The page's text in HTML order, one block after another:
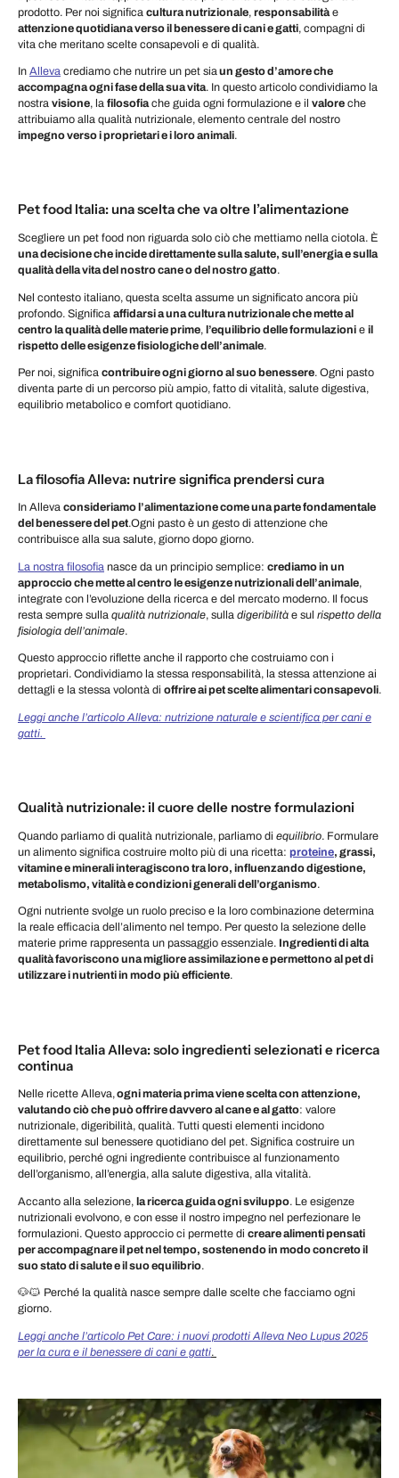
prodotto. Per noi significa cultura nutrizionale, responsabilità e
attenzione quotidiana verso il benessere di cani e gatti, compagni di
vita che meritano scelte consapevoli e di qualità.
In Alleva crediamo che nutrire un pet siaun gesto d’amore che
accompagna ogni fase della sua vita. In questo articolo condividiamo la
nostra visione, la filosofiache guida ogni formulazione e il valore che
attribuiamo alla qualità nutrizionale, elemento centrale del nostro
impegno verso i proprietari e i loro animali.
Pet food Italia: una scelta che va oltre l’alimentazione
Scegliere un pet food non riguarda solo ciò che mettiamo nella ciotola. È
una decisione che incide direttamente sulla salute, sull’energia e sulla
qualità della vita del nostro cane o del nostro gatto.
Nel contesto italiano, questa scelta assume un significato ancora più
profondo. Significa affidarsi a una cultura nutrizionale che mette al
centro la qualità delle materie prime, l’equilibrio delle formulazioni e il
rispetto delle esigenze fisiologiche dell’animale.
Per noi, significa contribuire ogni giorno al suo benessere. Ogni pasto
diventa parte di un percorso più ampio, fatto di vitalità, salute digestiva,
equilibrio metabolico e comfort quotidiano.
La filosofia Alleva: nutrire significa prendersi cura
In Alleva consideriamo l’alimentazione come una parte fondamentale
del benessere del pet.Ogni pasto è un gesto di attenzione che
contribuisce alla sua salute, giorno dopo giorno.
La nostra filosofia nasce da un principio semplice: crediamo in un
approccio che mette al centro le esigenze nutrizionali dell’animale,
integrate con l’evoluzione della ricerca e del mercato moderno. Il focus
resta sempre sulla qualità nutrizionale, sulla digeribilità e sul rispetto della
fisiologia dell’animale.
Questo approccio riflette anche il rapporto che costruiamo con i
proprietari. Condividiamo la stessa responsabilità, la stessa attenzione ai
dettagli e la stessa volontà di offrire ai pet scelte alimentari consapevoli.
Leggi anche l’articolo Alleva: nutrizione naturale e scientifica per cani e
gatti.
Qualità nutrizionale: il cuore delle nostre formulazioni
Quando parliamo di qualità nutrizionale, parliamo di equilibrio. Formulare
un alimento significa costruire molto più di una ricetta: proteine, grassi,
vitamine e minerali interagiscono tra loro, influenzando digestione,
metabolismo, vitalità e condizioni generali dell’organismo.
Ogni nutriente svolge un ruolo preciso e la loro combinazione determina
la reale efficacia dell’alimento nel tempo. Per questo la selezione delle
materie prime rappresenta un passaggio essenziale. Ingredienti di alta
qualità favoriscono una migliore assimilazione e permettono al pet di
utilizzare i nutrienti in modo più efficiente.
Pet food Italia Alleva: solo ingredienti selezionati e ricerca
continua
Nelle ricette Alleva,ogni materia prima viene scelta con attenzione,
valutando ciò che può offrire davvero al cane e al gatto: valore
nutrizionale, digeribilità, qualità. Tutti questi elementi incidono
direttamente sul benessere quotidiano del pet. Significa costruire un
equilibrio, perché ogni ingrediente contribuisce al funzionamento
dell’organismo, all’energia, alla salute digestiva, alla vitalità.
Accanto alla selezione, la ricerca guida ogni sviluppo. Le esigenze
nutrizionali evolvono, e con esse il nostro impegno nel perfezionare le
formulazioni. Questo approccio ci permette di creare alimenti pensati
per accompagnare il pet nel tempo, sostenendo in modo concreto il
suo stato di salute e il suo equilibrio.
🐶🐱 Perché la qualità nasce sempre dalle scelte che facciamo ogni
giorno.
Leggi anche l’articolo Pet Care: i nuovi prodotti Alleva Neo Lupus 2025
per la cura e il benessere di cani e gatti.